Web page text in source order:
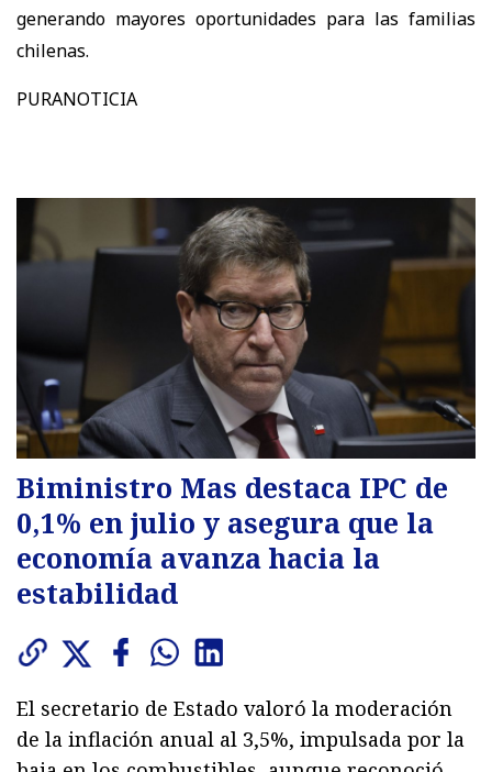
generando mayores oportunidades para las familias
chilenas.
PURANOTICIA
Biministro Mas destaca IPC de
0,1% en julio y asegura que la
economía avanza hacia la
estabilidad
El secretario de Estado valoró la moderación
de la inflación anual al 3,5%, impulsada por la